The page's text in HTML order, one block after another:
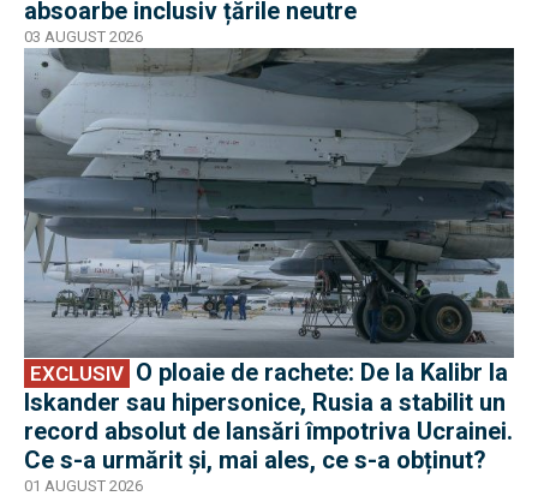
absoarbe inclusiv țările neutre
03 AUGUST 2026
EXCLUSIV
EXCLUSIV
Iskander sau hipersonice, Rusia a stabilit un
record absolut de lansări împotriva Ucrainei.
Ce s-a urmărit și, mai ales, ce s-a obținut?
01 AUGUST 2026